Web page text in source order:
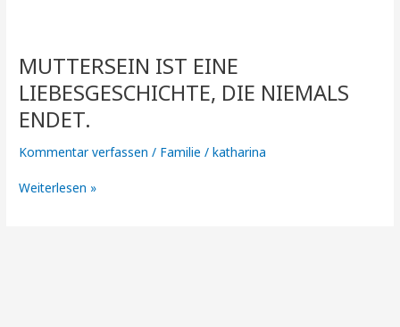
MUTTERSEIN IST EINE
LIEBESGESCHICHTE, DIE NIEMALS
ENDET.
Kommentar verfassen / Familie /katharina
eine
Liebesgeschichte,
die
niemals
Weiterlesen »